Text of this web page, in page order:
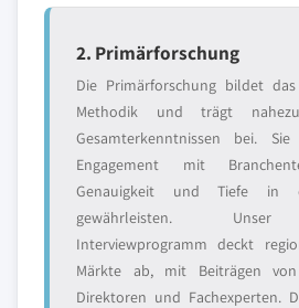
2. Primärforschung
Die Primärforschung bildet
Methodik und trägt
Gesamterkenntnissen bei.
Engagement mit
Genauigkeit und Tiefe in
gewährleisten. Unser
Interviewprogramm deckt
Märkte ab, mit Beiträgen von
Direktoren und Fachexperten.